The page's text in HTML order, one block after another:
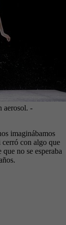
aerosol. -
imaginábamos
con algo que
no se esperaba